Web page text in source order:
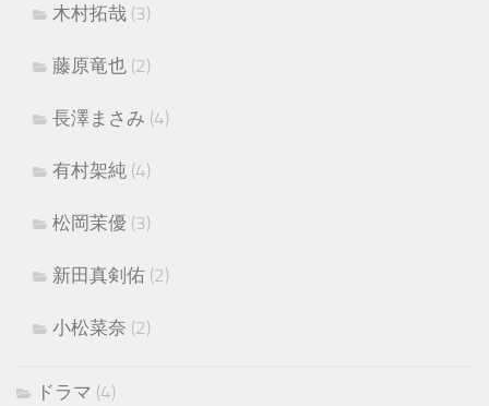
木村拓哉 (3)
藤原竜也 (2)
長澤まさみ (4)
有村架純 (4)
松岡茉優 (3)
新田真剣佑 (2)
小松菜奈 (2)
ドラマ (4)